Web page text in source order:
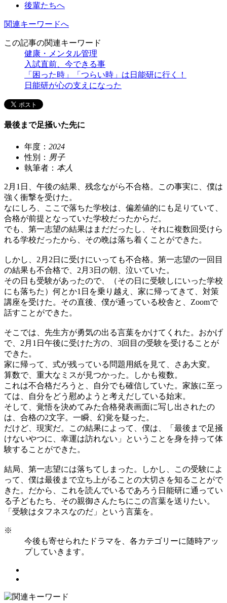
後輩たちへ
関連キーワードへ
この記事の関連キーワード
健康・メンタル管理
入試直前、今できる事
「困った時」「つらい時」は日能研に行く！
日能研が心の支えになった
最後まで足掻いた先に
年度： 2024
性別： 男子
執筆者： 本人
2月1日、午後の結果、残念ながら不合格。この事実に、僕は
強く衝撃を受けた。
なにしろ、ここで落ちた学校は、偏差値的にも足りていて、
合格が前提となっていた学校だったからだ。
でも、第一志望の結果はまだだったし、それに複数回受けら
れる学校だったから、その晩は落ち着くことができた。
しかし、2月2日に受けにいっても不合格。第一志望の一回目
の結果も不合格で、2月3日の朝、泣いていた。
その日も受験があったので、（その日に受験しにいった学校
にも落ちた）何とか1日を乗り越え、家に帰ってきて、対策
講座を受けた。その直後、僕が通っている校舎と、Zoomで
話すことができた。
そこでは、先生方が勇気の出る言葉をかけてくれた。おかげ
で、2月1日午後に受けた方の、3回目の受験を受けることが
できた。
家に帰って、式が残っている問題用紙を見て、さあ大変。
算数で、重大なミスが見つかった。しかも複数。
これは不合格だろうと、自分でも確信していた。家族に至っ
ては、自分をどう慰めようと考えだしている始末。
そして、覚悟を決めてみた合格発表画面に写し出されたの
は、合格の2文字。一瞬、幻覚を疑った。
だけど、現実だ。この結果によって、僕は、「最後まで足掻
けないやつに、幸運は訪れない」ということを身を持って体
験することができた。
結局、第一志望には落ちてしまった。しかし、この受験によ
って、僕は最後まで立ち上がることの大切さを知ることがで
きた。だから、これを読んでいるであろう日能研に通ってい
る子どもたち、その親御さんたちにこの言葉を送りたい。
「受験はタフネスなのだ」という言葉を。
※
今後も寄せられたドラマを、各カテゴリーに随時アッ
プしていきます。